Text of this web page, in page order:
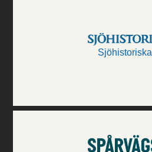
Sjöhistoriska